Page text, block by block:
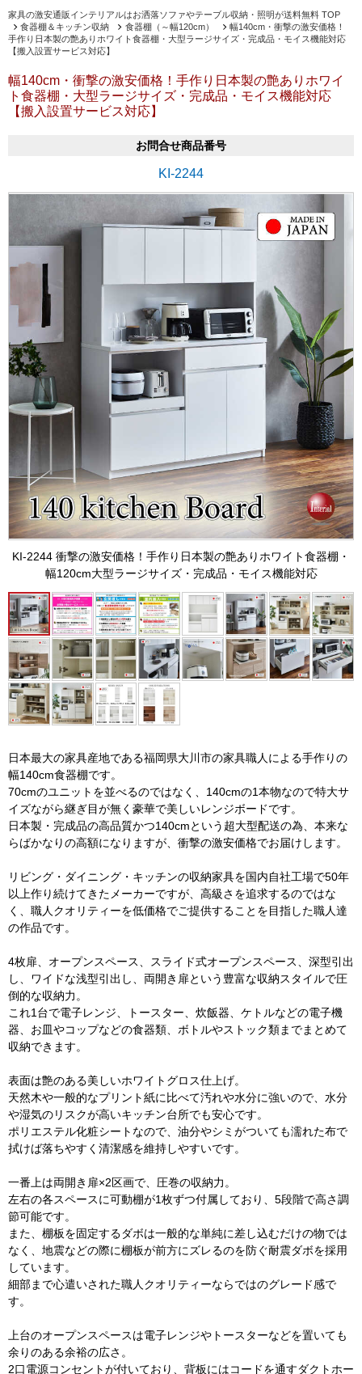
家具の激安通販インテリアルはお洒落ソファやテーブル収納・照明が送料無料 TOP
食器棚＆キッチン収納
食器棚（～幅120cm）
幅140cm・衝撃の激安価格！
手作り日本製の艶ありホワイト食器棚・大型ラージサイズ・完成品・モイス機能対応
【搬入設置サービス対応】
幅140cm・衝撃の激安価格！手作り日本製の艶ありホワイ
ト食器棚・大型ラージサイズ・完成品・モイス機能対応
【搬入設置サービス対応】
お問合せ商品番号
KI-2244
KI-2244 衝撃の激安価格！手作り日本製の艶ありホワイト食器棚・
幅120cm大型ラージサイズ・完成品・モイス機能対応
日本最大の家具産地である福岡県大川市の家具職人による手作りの
幅140cm食器棚です。
70cmのユニットを並べるのではなく、140cmの1本物なので特大サ
イズながら継ぎ目が無く豪華で美しいレンジボードです。
日本製・完成品の高品質かつ140cmという超大型配送の為、本来な
らばかなりの高額になりますが、衝撃の激安価格でお届けします。
リビング・ダイニング・キッチンの収納家具を国内自社工場で50年
以上作り続けてきたメーカーですが、高級さを追求するのではな
く、職人クオリティーを低価格でご提供することを目指した職人達
の作品です。
4枚扉、オープンスペース、スライド式オープンスペース、深型引出
し、ワイドな浅型引出し、両開き扉という豊富な収納スタイルで圧
倒的な収納力。
これ1台で電子レンジ、トースター、炊飯器、ケトルなどの電子機
器、お皿やコップなどの食器類、ボトルやストック類までまとめて
収納できます。
表面は艶のある美しいホワイトグロス仕上げ。
天然木や一般的なプリント紙に比べて汚れや水分に強いので、水分
や湿気のリスクが高いキッチン台所でも安心です。
ポリエステル化粧シートなので、油分やシミがついても濡れた布で
拭けば落ちやすく清潔感を維持しやすいです。
一番上は両開き扉×2区画で、圧巻の収納力。
左右の各スペースに可動棚が1枚ずつ付属しており、5段階で高さ調
節可能です。
また、棚板を固定するダボは一般的な単純に差し込むだけの物では
なく、地震などの際に棚板が前方にズレるのを防ぐ耐震ダボを採用
しています。
細部まで心遣いされた職人クオリティーならではのグレード感で
す。
上台のオープンスペースは電子レンジやトースターなどを置いても
余りのある余裕の広さ。
2口電源コンセントが付いており、背板にはコードを通すダクトホー